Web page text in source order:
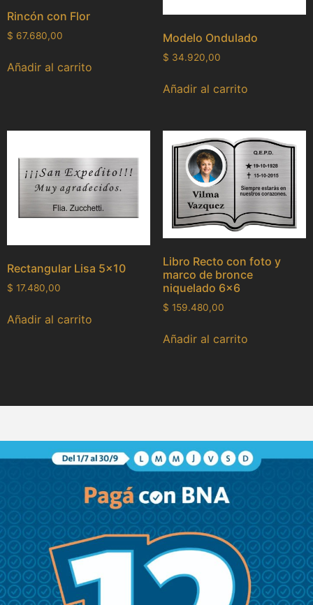
Rincón con Flor
$ 67.680,00
Añadir al carrito
Modelo Ondulado
$ 34.920,00
Añadir al carrito
Rectangular Lisa 5×10
$ 17.480,00
Añadir al carrito
Libro Recto con foto y
marco de bronce
niquelado 6×6
$ 159.480,00
Añadir al carrito